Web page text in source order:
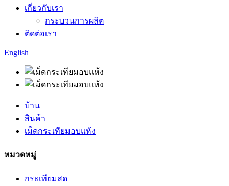
เกี่ยวกับเรา
กระบวนการผลิต
ติดต่อเรา
English
บ้าน
สินค้า
เม็ดกระเทียมอบแห้ง
หมวดหมู่
กระเทียมสด